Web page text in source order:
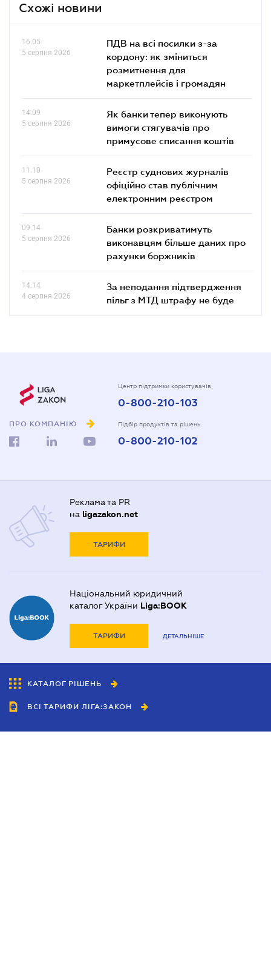
Схожі новини
16.05
5 серпня 2026
ПДВ на всі посилки з-за
кордону: як зміниться
розмитнення для
маркетплейсів і громадян
14.09
5 серпня 2026
Як банки тепер виконують
вимоги стягувачів про
примусове списання коштів
11.10
5 серпня 2026
Реєстр суднових журналів
офіційно став публічним
електронним реєстром
09.14
5 серпня 2026
Банки розкриватимуть
виконавцям більше даних про
рахунки боржників
14.14
4 серпня 2026
За неподання підтвердження
пільг з МТД штрафу не буде
ПРО КОМПАНІЮ
Центр підтримки користувачів
0-800-210-103
Підбір продуктів та рішень
0-800-210-102
Реклама та PR
на ligazakon.net
ТАРИФИ
Національний юридичний
каталог України Liga:BOOK
ТАРИФИ ДЕТАЛЬНІШЕ
КАТАЛОГ РІШЕНЬ
ВСІ ТАРИФИ ЛІГА:ЗАКОН